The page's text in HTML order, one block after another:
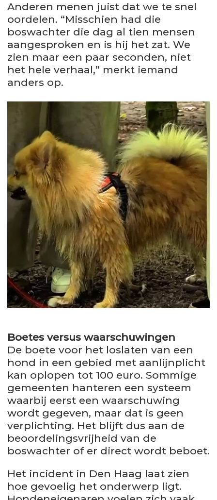
Anderen menen juist dat we te snel
oordelen. “Misschien had die
boswachter die dag al tien mensen
aangesproken en is hij het zat. We
zien maar een paar seconden, niet
het hele verhaal,” merkt iemand
anders op.
Boetes versus waarschuwingen
De boete voor het loslaten van een
hond in een gebied met aanlijnplicht
kan oplopen tot 100 euro. Sommige
gemeenten hanteren een systeem
waarbij eerst een waarschuwing
wordt gegeven, maar dat is geen
verplichting. Het blijft dus aan de
beoordelingsvrijheid van de
boswachter of er direct wordt beboet.
Het incident in Den Haag laat zien
hoe gevoelig het onderwerp ligt.